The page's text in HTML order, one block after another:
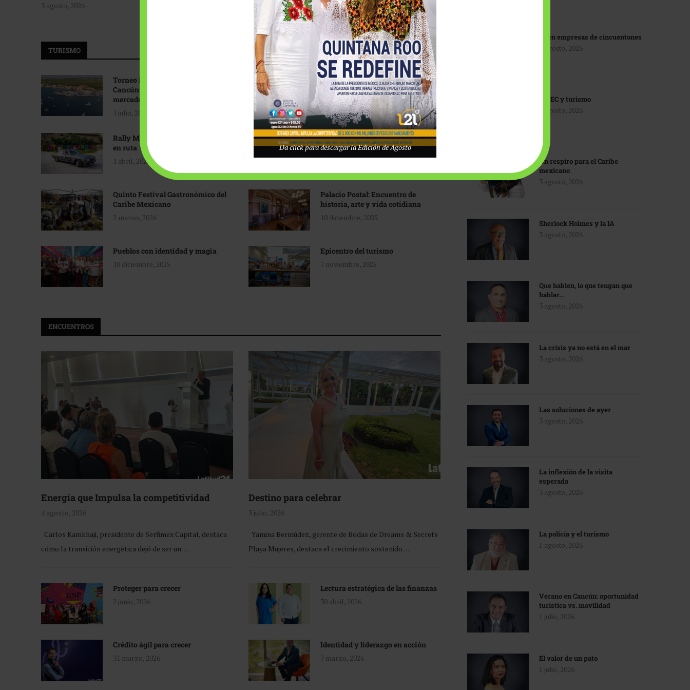
3 agosto, 2026
Tecnológico de Monterrey
3 agosto, 2026
TURISMO
Torneo Internacional de Pesca
Cancún: Navegando hacia nuevos
mercados
1 julio, 2026
Promoción turística con visión
1 abril, 2026
Rally Maya: Herencia automotriz
en ruta
1 abril, 2026
Industria global en
reconfiguración
31 marzo, 2026
Quinto Festival Gastronómico del
Caribe Mexicano
2 marzo, 2026
Palacio Postal: Encuentro de
historia, arte y vida cotidiana
10 diciembre, 2025
Pueblos con identidad y magia
10 diciembre, 2025
Epicentro del turismo
7 noviembre, 2025
ENCUENTROS
Energía que Impulsa la competitividad
4 agosto, 2026
Carlos Kamkhaji, presidente de Serfimex Capital, destaca
cómo la transición energética dejó de ser un …
Destino para celebrar
3 julio, 2026
Yamina Bermúdez, gerente de Bodas de Dreams & Secrets
Playa Mujeres, destaca el crecimiento sostenido …
Proteger para crecer
2 junio, 2026
Lectura estratégica de las finanzas
30 abril, 2026
Crédito ágil para crecer
31 marzo, 2026
Identidad y liderazgo en acción
7 marzo, 2026
IA en empresas de cincuentones
3 agosto, 2026
TMEC y turismo
3 agosto, 2026
Un respiro para el Caribe
mexicano
3 agosto, 2026
Sherlock Holmes y la IA
3 agosto, 2026
Que hablen, lo que tengan que
hablar…
3 agosto, 2026
La crisis ya no está en el mar
3 agosto, 2026
Las soluciones de ayer
3 agosto, 2026
La inflexión de la visita
esperada
3 agosto, 2026
La policía y el turismo
1 agosto, 2026
Verano en Cancún: oportunidad
turística vs. movilidad
1 julio, 2026
El valor de un pato
1 julio, 2026
Da click para descargar la Edición de Agosto